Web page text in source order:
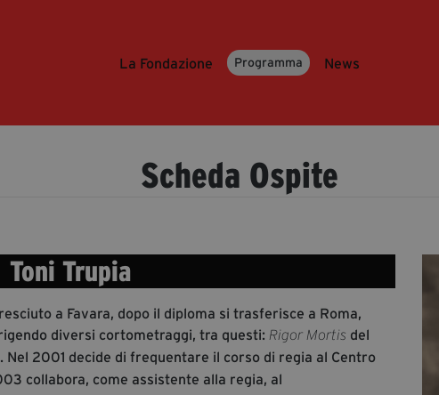
La Fondazione Programma News
Scheda Ospite
Toni Trupia
a Favara, dopo il diploma si trasferisce a Roma,
diversi cortometraggi, tra questi: Rigor Mortis del
. Nel 2001 decide di frequentare il corso di regia al Centro
collabora, come assistente alla regia, al